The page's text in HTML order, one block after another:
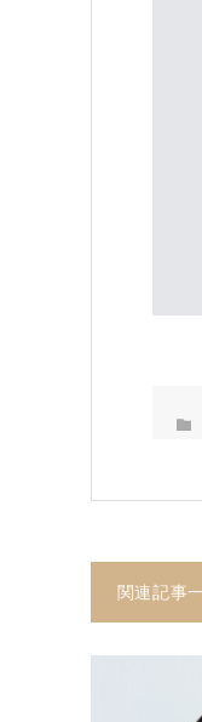
関連記事